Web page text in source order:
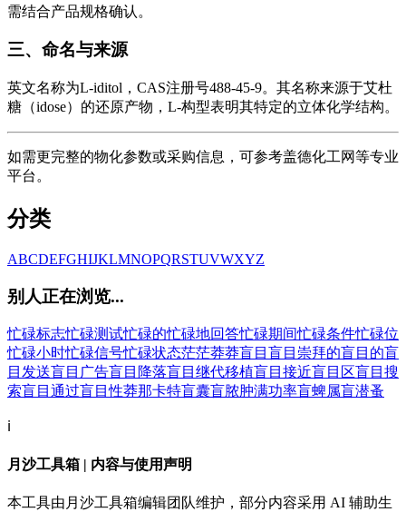
需结合产品规格确认。
三、命名与来源
英文名称为L-iditol，CAS注册号488-45-9。其名称来源于艾杜
糖（idose）的还原产物，L-构型表明其特定的立体化学结构。
如需更完整的物化参数或采购信息，可参考盖德化工网等专业
平台。
分类
ABCDEFGHIJKLMNOPQRSTUVWXYZ
别人正在浏览...
忙碌标志忙碌测试忙碌的忙碌地回答忙碌期间忙碌条件忙碌位
忙碌小时忙碌信号忙碌状态茫茫莽莽盲目 盲目崇拜的盲目的盲
目发送盲目广告盲目降落盲目继代移植盲目接近盲目区盲目搜
索盲目通过盲目性莽那卡特盲囊盲脓肿满功率盲蜱属盲潜蚤
ℹ️
月沙工具箱 | 内容与使用声明
本工具由月沙工具箱编辑团队维护，部分内容采用 AI 辅助生